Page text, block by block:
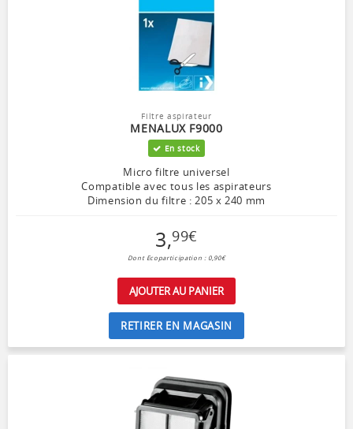
Filtre aspirateur
MENALUX F9000
En stock
Micro filtre universel
Compatible avec tous les aspirateurs
Dimension du filtre : 205 x 240 mm
3,99€
Dont Ecoparticipation : 0,90€
AJOUTER AU PANIER
RETIRER EN MAGASIN